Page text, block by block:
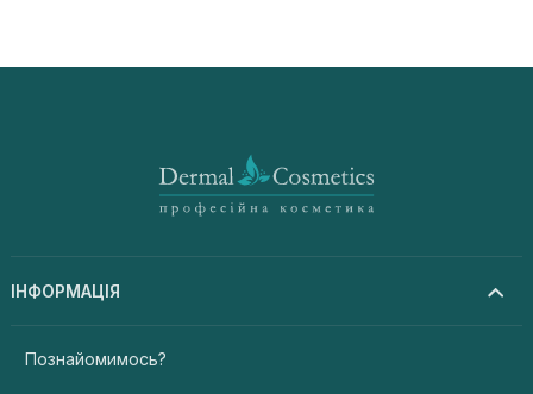
ІНФОРМАЦІЯ
Познайомимось?